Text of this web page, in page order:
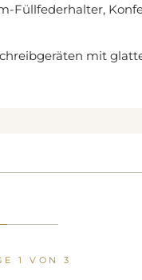
Füllfederhalter,
mit
1 VON 3